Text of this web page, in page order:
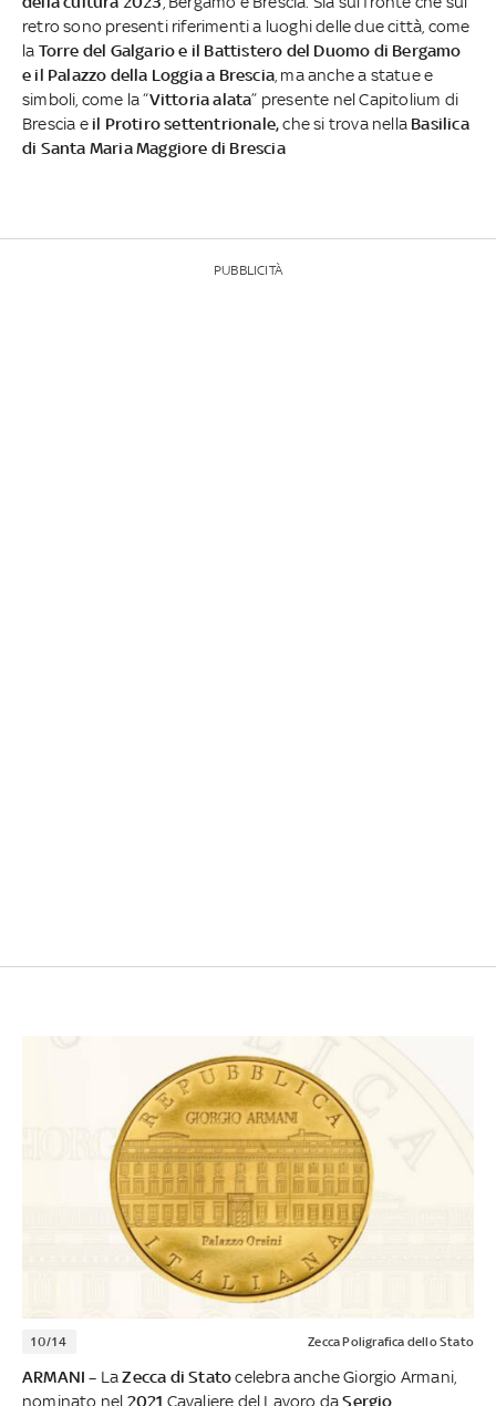
retro sono presenti riferimenti a luoghi delle due città, come
la Torre del Galgario e il Battistero del Duomo di Bergamo
e il Palazzo della Loggia a Brescia, ma anche a statue e
simboli, come la “Vittoria alata” presente nel Capitolium di
Brescia e il Protiro settentrionale,che si trova nella Basilica
di Santa Maria Maggiore di Brescia
PUBBLICITÀ
10/14 Zecca Poligrafica dello Stato
ARMANI – LaZecca di Statocelebra anche Giorgio Armani,
nominato nel 2021 Cavaliere del Lavoro daSergio